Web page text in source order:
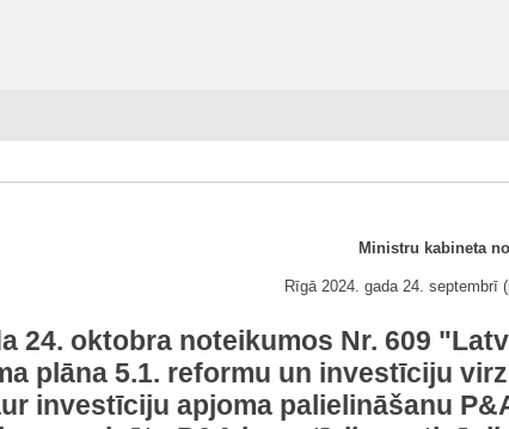
Ministru kabineta
Rīgā 2024. gada 24. septembrī
24. oktobra noteikumos Nr. 609
plāna 5.1. reformu un investīciju
investīciju apjoma palielināšanu